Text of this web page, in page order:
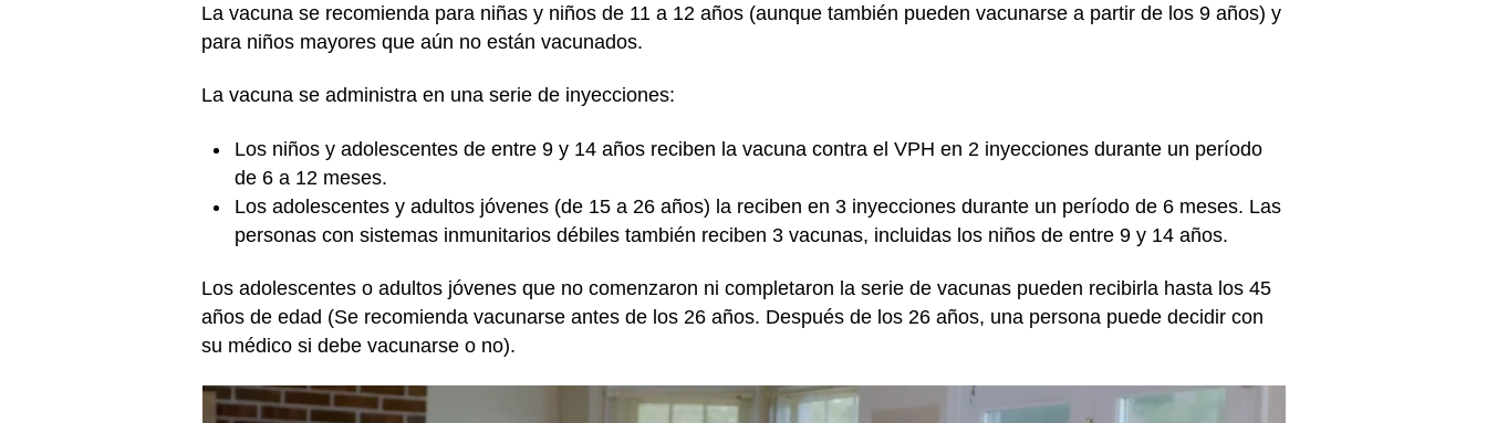
La vacuna se recomienda para niñas y niños de 11 a 12 años (aunque también pueden vacunarse a partir de los 9 años) y
para niños mayores que aún no están vacunados.
La vacuna se administra en una serie de inyecciones:
Los niños y adolescentes de entre 9 y 14 años reciben la vacuna contra el VPH en 2 inyecciones durante un período
de 6 a 12 meses.
Los adolescentes y adultos jóvenes (de 15 a 26 años) la reciben en 3 inyecciones durante un período de 6 meses. Las
personas con sistemas inmunitarios débiles también reciben 3 vacunas, incluidas los niños de entre 9 y 14 años.
Los adolescentes o adultos jóvenes que no comenzaron ni completaron la serie de vacunas pueden recibirla hasta los 45
años de edad (Se recomienda vacunarse antes de los 26 años. Después de los 26 años, una persona puede decidir con
su médico si debe vacunarse o no).